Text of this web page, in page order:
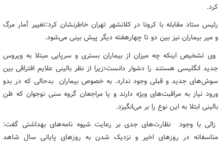
کرد.
رئیس ستاد مقابله با کرونا در کلانشهر تهران خاطرنشان کرد:تغییر آمار مرگ
و میر بیماران نیز بین دو تا چهارهفته دیگر پیش بینی می‌شود.
وی تشخیص اینکه چه میزان از بیماران بستری و سرپایی مبتلا به ویروس
جدید انگلیسی هستند را دشوار دانست؛زیرا از نظر بالینی علایم افتراقی بین
سوش‌های جدید و قبلی وجود ندارد. به خصوص بیماران بدحالی که در بدو
ورود نیاز به مراقبت‌های ویژه دارند و یا مراجعان گروه سنی نوجوان که ظن
بالینی ابتلا به این نوع را بر می‌انگیزد.
زالی با وجود نظارت‌های جدی بر رعایت شیوه نامه‌های بهداشتی گفت:
متاسفانه در روزهای اخیر و نزدیک شدن به روزهای پایانی سال شاهد